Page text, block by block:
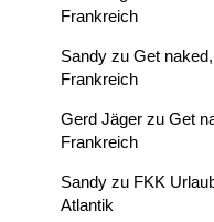
Frankreich
Sandy zu Get
Frankreich
Gerd Jäger zu Get
Frankreich
Sandy zu FKK
Atlantik